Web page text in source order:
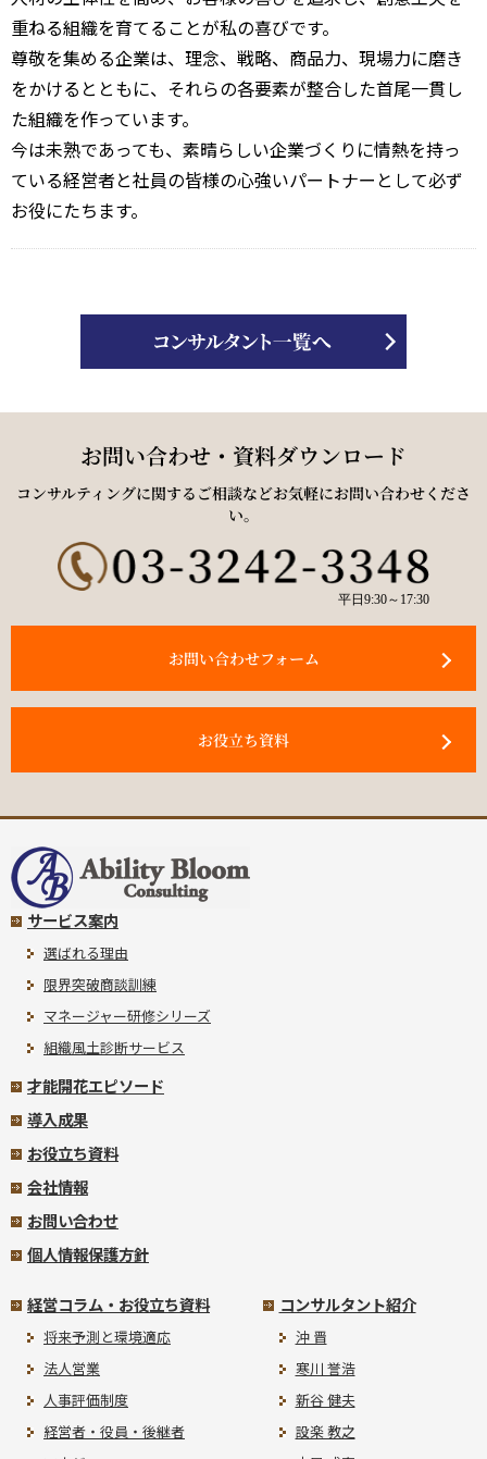
重ねる組織を育てることが私の喜びです。
尊敬を集める企業は、理念、戦略、商品力、現場力に磨き
をかけるとともに、それらの各要素が整合した首尾一貫し
た組織を作っています。
今は未熟であっても、素晴らしい企業づくりに情熱を持っ
ている経営者と社員の皆様の心強いパートナーとして必ず
お役にたちます。
お問い合わせ・資料ダウンロード
コンサルティングに関するご相談などお気軽にお問い合わせくださ
い。
平日9:30～17:30
お問い合わせフォーム
お役立ち資料
サービス案内
選ばれる理由
限界突破商談訓練
マネージャー研修シリーズ
組織風土診断サービス
才能開花エピソード
導入成果
お役立ち資料
会社情報
お問い合わせ
個人情報保護方針
経営コラム・お役立ち資料
将来予測と環境適応
法人営業
人事評価制度
経営者・役員・後継者
コンサルタント紹介
沖 晋
寒川 誉浩
新谷 健夫
設楽 教之